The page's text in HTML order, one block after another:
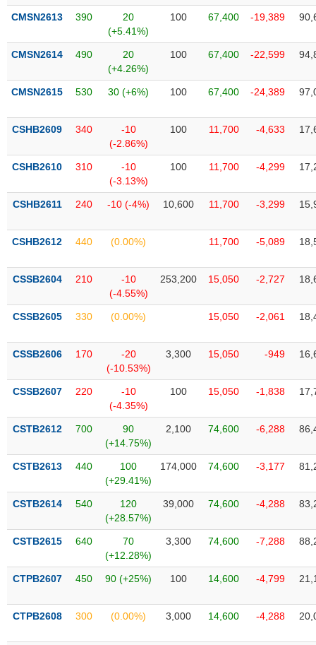
CMSN2613 390
20
(+5.41%)
100 67,400 -19,389
CMSN2614 490
20
(+4.26%)
100 67,400 -22,599
CMSN2615 530 30 (+6%) 100 67,400 -24,389
CSHB2609 340
-10
(-2.86%)
100 11,700 -4,633
CSHB2610 310
-10
(-3.13%)
100 11,700 -4,299
CSHB2611 240 -10 (-4%) 10,600 11,700 -3,299
CSHB2612 440 (0.00%) 11,700 -5,089
CSSB2604 210
-10
(-4.55%)
253,200 15,050 -2,727
CSSB2605 330 (0.00%) 15,050 -2,061
CSSB2606 170
-20
(-10.53%)
3,300 15,050 -949
CSSB2607 220
-10
(-4.35%)
100 15,050 -1,838
CSTB2612 700
90
(+14.75%)
2,100 74,600 -6,288
CSTB2613 440
100
(+29.41%)
174,000 74,600 -3,177
CSTB2614 540
120
(+28.57%)
39,000 74,600 -4,288
CSTB2615 640
70
(+12.28%)
3,300 74,600 -7,288
CTPB2607 450 90 (+25%) 100 14,600 -4,799
CTPB2608 300 (0.00%) 3,000 14,600 -4,288
TÀI
TIN
VỤ
THÔNG
TIỆN
ÍCH
BẤT
SẢN
Mã
chứng
(-)
đạo